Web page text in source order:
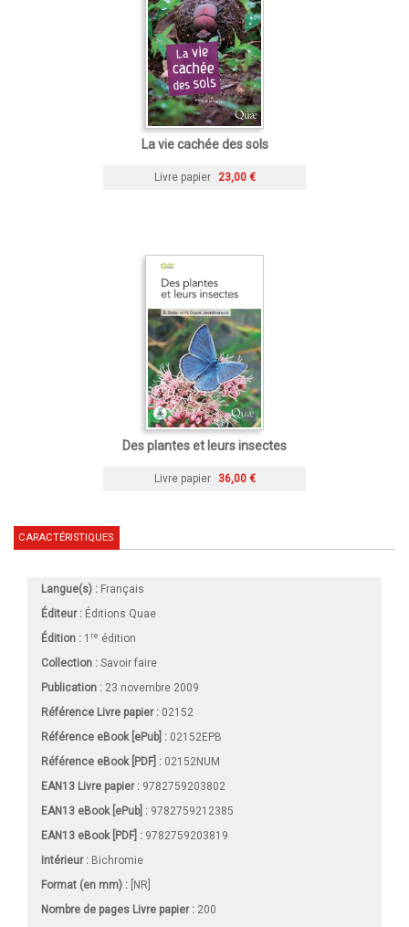
La vie cachée des sols
Livre papier 23,00 €
Des plantes et leurs insectes
Livre papier 36,00 €
CARACTÉRISTIQUES
Langue(s) : Français
Éditeur : Éditions Quae
Édition : 1 re édition
Collection : Savoir faire
Publication : 23 novembre 2009
Référence Livre papier : 02152
Référence eBook [ePub] : 02152EPB
Référence eBook [PDF] : 02152NUM
EAN13 Livre papier : 9782759203802
EAN13 eBook [ePub] : 9782759212385
EAN13 eBook [PDF] : 9782759203819
Intérieur : Bichromie
Format (en mm) : [NR]
Nombre de pages Livre papier: 200